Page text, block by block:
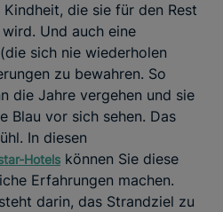
die sie für den Rest
Und auch eine
sich nie wiederholen
zu bewahren. So
die Jahre vergehen und sie
Blau vor sich sehen. Das
In diesen
Hotels können Sie diese
Erfahrungen machen.
darin, das Strandziel zu